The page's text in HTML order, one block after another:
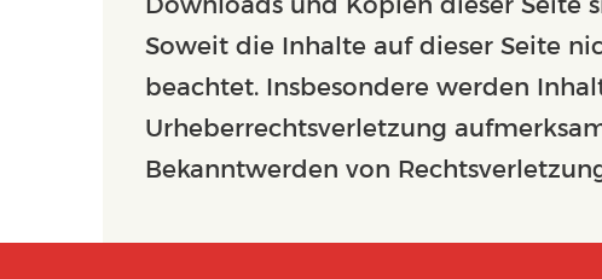
Soweit die Inhalte auf dieser Seite
beachtet. Insbesondere werden
Urheberrechtsverletzung
Bekanntwerden von